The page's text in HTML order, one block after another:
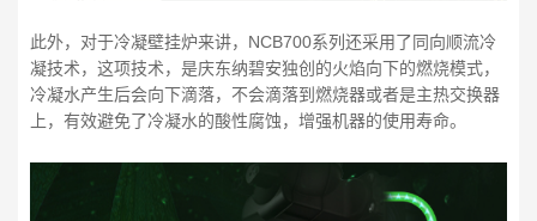
此外，对于冷凝壁挂炉来讲，NCB700系列还采用了同向顺流冷
凝技术，这项技术，是庆东纳碧安独创的火焰向下的燃烧模式，
冷凝水产生后会向下滴落，不会滴落到燃烧器或者是主热交换器
上，有效避免了冷凝水的酸性腐蚀，增强机器的使用寿命。